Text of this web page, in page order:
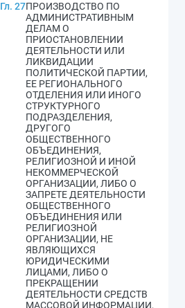
Гл. 27ПРОИЗВОДСТВО ПО
АДМИНИСТРАТИВНЫМ
ДЕЛАМ О
ПРИОСТАНОВЛЕНИИ
ДЕЯТЕЛЬНОСТИ ИЛИ
ЛИКВИДАЦИИ
ПОЛИТИЧЕСКОЙ ПАРТИИ,
ЕЕ РЕГИОНАЛЬНОГО
ОТДЕЛЕНИЯ ИЛИ ИНОГО
СТРУКТУРНОГО
ПОДРАЗДЕЛЕНИЯ,
ДРУГОГО
ОБЩЕСТВЕННОГО
ОБЪЕДИНЕНИЯ,
РЕЛИГИОЗНОЙ И ИНОЙ
НЕКОММЕРЧЕСКОЙ
ОРГАНИЗАЦИИ, ЛИБО О
ЗАПРЕТЕ ДЕЯТЕЛЬНОСТИ
ОБЩЕСТВЕННОГО
ОБЪЕДИНЕНИЯ ИЛИ
РЕЛИГИОЗНОЙ
ОРГАНИЗАЦИИ, НЕ
ЯВЛЯЮЩИХСЯ
ЮРИДИЧЕСКИМИ
ЛИЦАМИ, ЛИБО О
ПРЕКРАЩЕНИИ
ДЕЯТЕЛЬНОСТИ СРЕДСТВ
МАССОВОЙ ИНФОРМАЦИИ,